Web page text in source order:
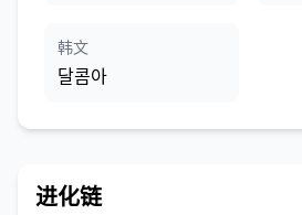
韩文
달콤아
进化链